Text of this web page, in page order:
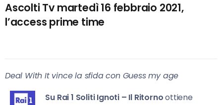
Ascolti Tv martedì 16 febbraio 2021,
l’access prime time
Deal With It vince la sfida con Guess my age
Su Rai 1 Soliti Ignoti – Il Ritornoottiene